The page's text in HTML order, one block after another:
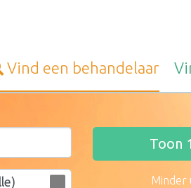
Vind een behandelaar
Toon 1
Minder